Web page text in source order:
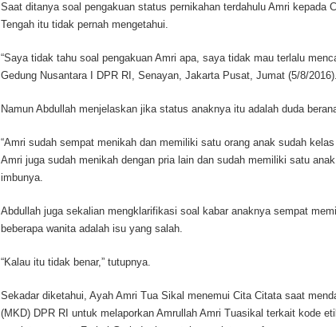
Saat ditanya soal pengakuan status pernikahan terdahulu Amri kepada
Tengah itu tidak pernah mengetahui.
“Saya tidak tahu soal pengakuan Amri apa, saya tidak mau terlalu
Gedung Nusantara I DPR RI, Senayan, Jakarta Pusat, Jumat (5/8/2016).
Namun Abdullah menjelaskan jika status anaknya itu adalah duda
“Amri sudah sempat menikah dan memiliki satu orang anak sudah
Amri juga sudah menikah dengan pria lain dan sudah memiliki satu
imbunya.
Abdullah juga sekalian mengklarifikasi soal kabar anaknya sempat
beberapa wanita adalah isu yang salah.
“Kalau itu tidak benar,” tutupnya.
Sekadar diketahui, Ayah Amri Tua Sikal menemui Cita Citata saat
(MKD) DPR RI untuk melaporkan Amrullah Amri Tuasikal terkait kode